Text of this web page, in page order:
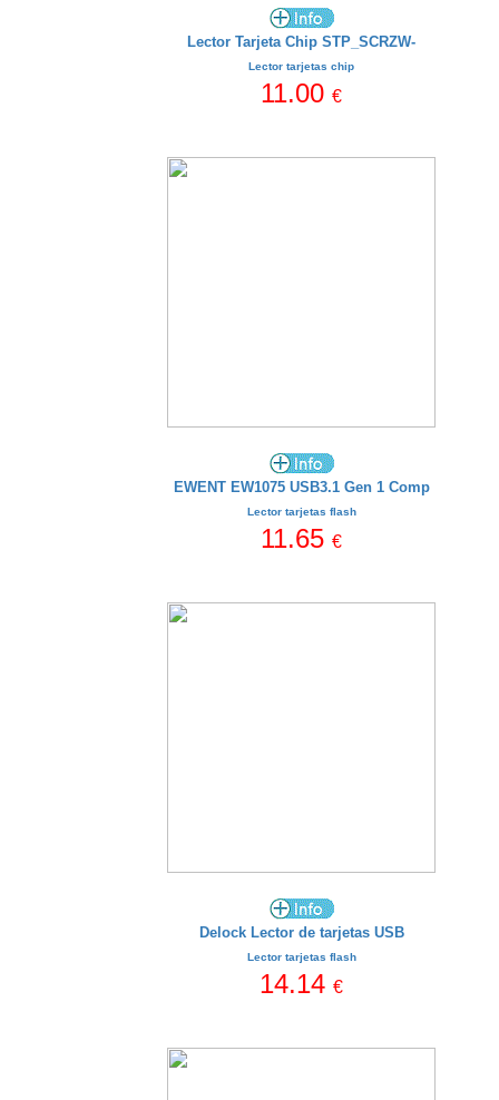
Lector Tarjeta Chip STP_SCRZW-
Lector tarjetas chip
11.00 €
EWENT EW1075 USB3.1 Gen 1 Comp
Lector tarjetas flash
11.65 €
Delock Lector de tarjetas USB
Lector tarjetas flash
14.14 €